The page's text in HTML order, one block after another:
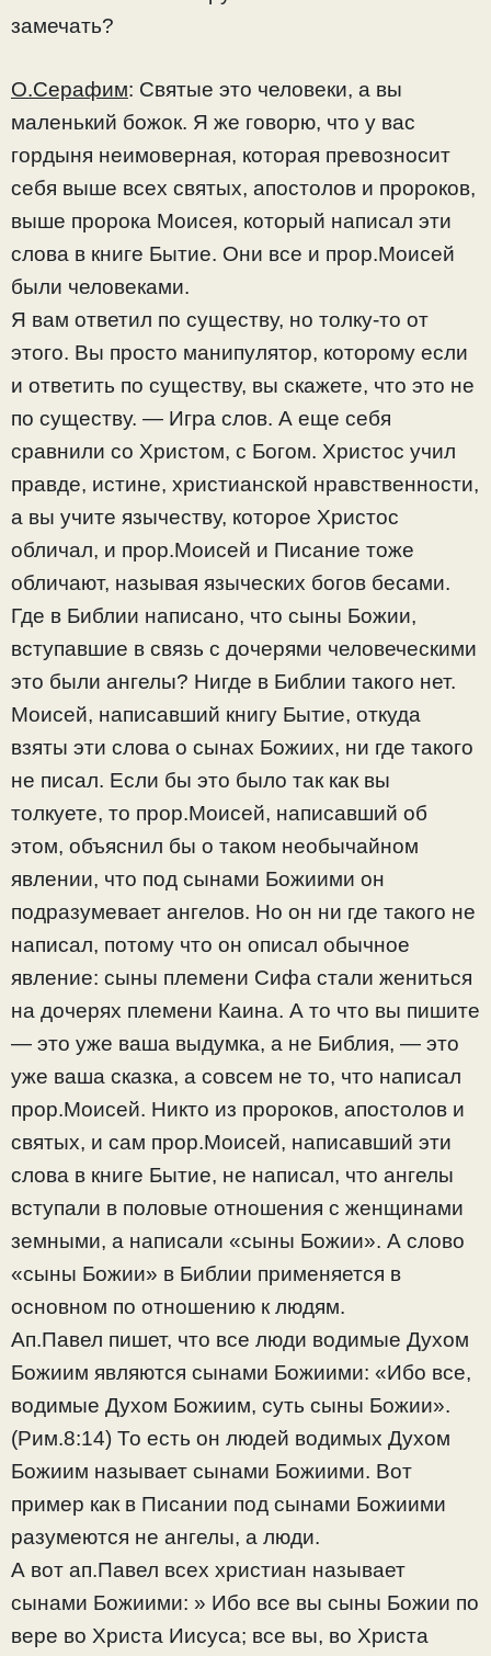
замечать?
О.Серафим: Святые это человеки, а вы
маленький божок. Я же говорю, что у вас
гордыня неимоверная, которая превозносит
себя выше всех святых, апостолов и пророков,
выше пророка Моисея, который написал эти
слова в книге Бытие. Они все и прор.Моисей
были человеками.
Я вам ответил по существу, но толку-то от
этого. Вы просто манипулятор, которому если
и ответить по существу, вы скажете, что это не
по существу. — Игра слов. А еще себя
сравнили со Христом, с Богом. Христос учил
правде, истине, христианской нравственности,
а вы учите язычеству, которое Христос
обличал, и прор.Моисей и Писание тоже
обличают, называя языческих богов бесами.
Где в Библии написано, что сыны Божии,
вступавшие в связь с дочерями человеческими
это были ангелы? Нигде в Библии такого нет.
Моисей, написавший книгу Бытие, откуда
взяты эти слова о сынах Божиих, ни где такого
не писал. Если бы это было так как вы
толкуете, то прор.Моисей, написавший об
этом, объяснил бы о таком необычайном
явлении, что под сынами Божиими он
подразумевает ангелов. Но он ни где такого не
написал, потому что он описал обычное
явление: сыны племени Сифа стали жениться
на дочерях племени Каина. А то что вы пишите
— это уже ваша выдумка, а не Библия, — это
уже ваша сказка, а совсем не то, что написал
прор.Моисей. Никто из пророков, апостолов и
святых, и сам прор.Моисей, написавший эти
слова в книге Бытие, не написал, что ангелы
вступали в половые отношения с женщинами
земными, а написали «сыны Божии». А слово
«сыны Божии» в Библии применяется в
основном по отношению к людям.
Ап.Павел пишет, что все люди водимые Духом
Божиим являются сынами Божиими: «Ибо все,
водимые Духом Божиим, суть сыны Божии».
(Рим.8:14) То есть он людей водимых Духом
Божиим называет сынами Божиими. Вот
пример как в Писании под сынами Божиими
разумеются не ангелы, а люди.
А вот ап.Павел всех христиан называет
сынами Божиими: » Ибо все вы сыны Божии по
вере во Христа Иисуса; все вы, во Христа